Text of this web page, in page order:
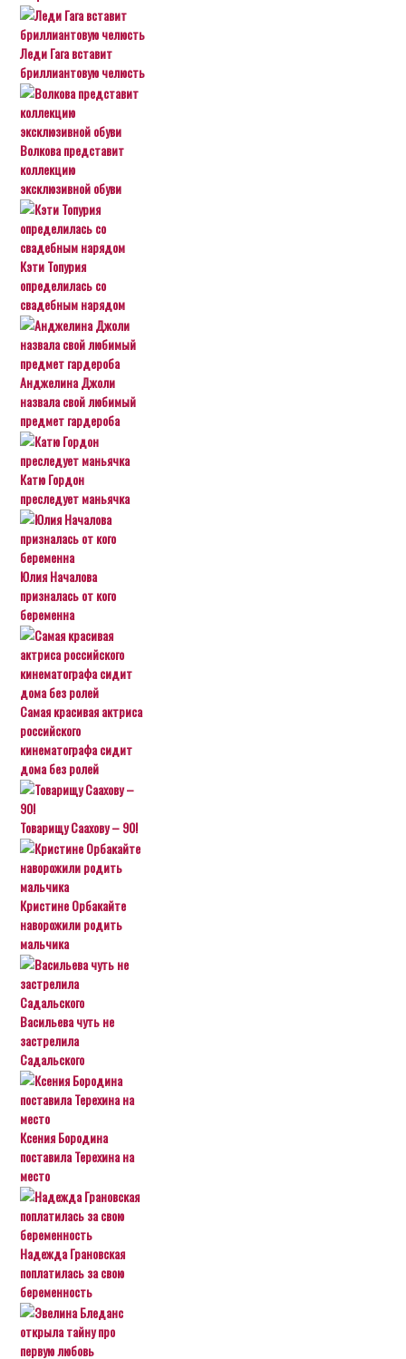
Леди Гага вставит
бриллиантовую челюсть
Волкова представит
коллекцию
эксклюзивной обуви
Кэти Топурия
определилась со
свадебным нарядом
Анджелина Джоли
назвала свой любимый
предмет гардероба
Катю Гордон
преследует маньячка
Юлия Началова
призналась от кого
беременна
Самая красивая актриса
российского
кинематографа сидит
дома без ролей
Товарищу Саахову – 90!
Кристине Орбакайте
наворожили родить
мальчика
Васильева чуть не
застрелила
Садальского
Ксения Бородина
поставила Терехина на
место
Надежда Грановская
поплатилась за свою
беременность